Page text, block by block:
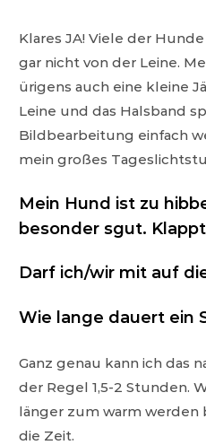
Klares JA! Viele der
gar nicht von der Leine.
ürigens auch eine kleine
Leine und das Halsband
Bildbearbeitung einfach
mein großes
Mein Hund ist zu
besonder sgut.
Darf ich/wir mit auf
Wie lange dauert ein
Ganz genau kann ich das
der Regel 1,5-2 Stunden.
länger zum warm werden
die Zeit.